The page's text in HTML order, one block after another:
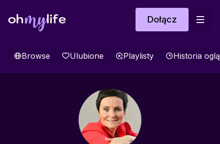
Dołącz
Browse Ulubione Playlisty Historia